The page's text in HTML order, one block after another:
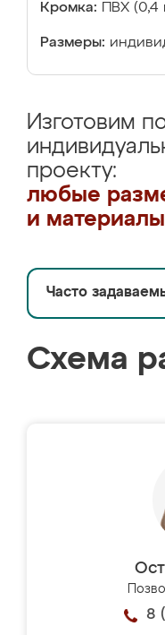
Кромка: ПВХ
Размеры:
Изготовим
проекту:
любые
и материалы
Часто
Схема
8